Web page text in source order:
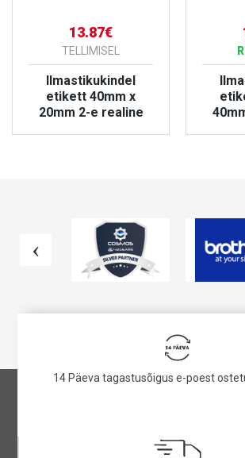
13.87€
TELLIMISEL
Ilmastikukindel
etikett 40mm x
20mm 2-e realine
14 Päeva tagastusõigus e-poest